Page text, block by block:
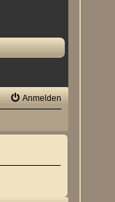
Anmelden